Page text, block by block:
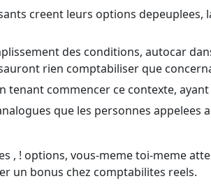
creent leurs options
des conditions, autocar
rien comptabiliser que
tenant commencer ce contexte,
que les personnes
, ! options, vous-meme toi-meme
un bonus chez comptabilites reels.